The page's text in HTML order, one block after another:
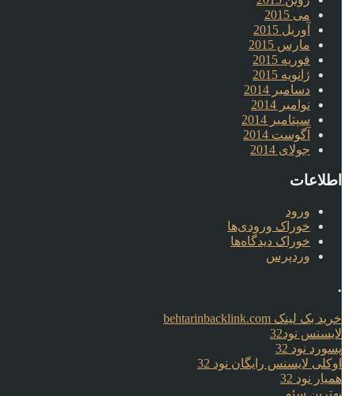
می 2015
آوریل 2015
مارس 2015
فوریه 2015
ژانویه 2015
دسامبر 2014
نوامبر 2014
سپتامبر 2014
آگوست 2014
جولای 2014
اطلاعات
ورود
خوراک ورودی‌ها
خوراک دیدگاه‌ها
وردپرس
.
خرید بک لینک behtarinbacklink.com
لایسنس نود32
پسورد نود 32
اوکلی لایسنس رایگان نود 32
همیار نود 32
بهترین سئو